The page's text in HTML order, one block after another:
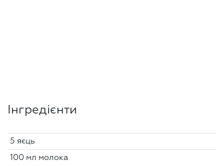
Інгредієнти
5 яєць
100 мл молока